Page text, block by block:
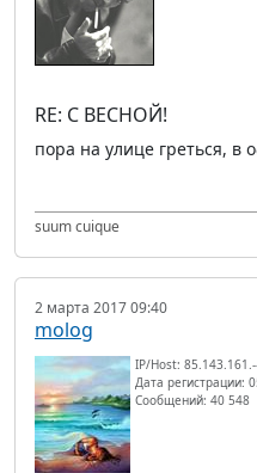
RE: С ВЕСНОЙ!
пора на улице греться, в
suum cuique
2 марта 2017 09:40
molog
IP/Host:
Дата регистрации:
Сообщений: 40 548